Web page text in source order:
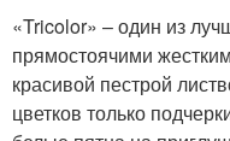
«Tricolor» – один из
прямостоячими
красивой пестрой
цветков только